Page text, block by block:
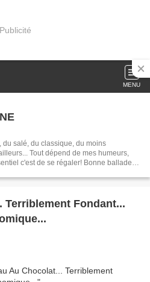
Publicité
MENU
du salé, du classique, du moins
Tout dépend de mes humeurs,
c'est de se régaler! Bonne ballade
Terriblement Fondant...